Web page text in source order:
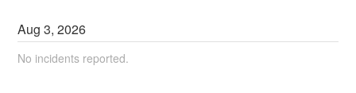
Aug3,2026
No incidents reported.